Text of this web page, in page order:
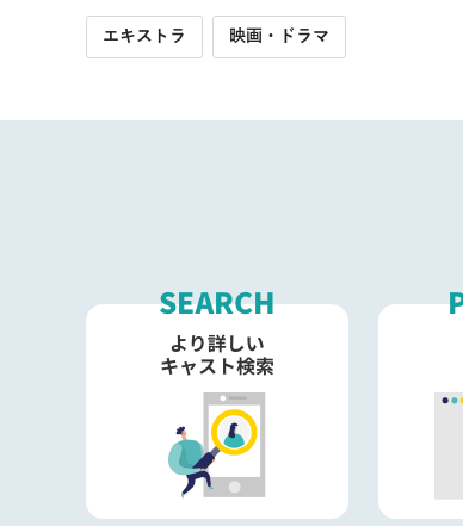
エキストラ 映画・ドラマ